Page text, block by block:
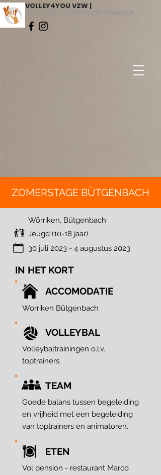
VOLLEY4YOU VZW |
ZOMERSTAGE BÜTGENBACH
Wörriken, Bütgenbach
Jeugd (10-18 jaar)
30 juli 2023 - 4 augustus 2023
IN HET KORT
ACCOMODATIE
Worriken Bütgenbach
VOLLEYBAL
Volleybaltrainingen o.l.v.
toptrainers.
TEAM
Goede balans tussen begeleiding
en vrijheid met een begeleiding
van toptrainers en animatoren.
ETEN
Vol pension - restaurant Marco